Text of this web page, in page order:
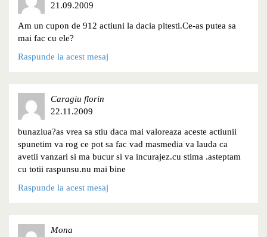
21.09.2009
Am un cupon de 912 actiuni la dacia pitesti.Ce-as putea sa
mai fac cu ele?
Raspunde la acest mesaj
Caragiu florin
22.11.2009
bunaziua?as vrea sa stiu daca mai valoreaza aceste actiunii
spunetim va rog ce pot sa fac vad masmedia va lauda ca
avetii vanzari si ma bucur si va incurajez.cu stima .asteptam
cu totii raspunsu.nu mai bine
Raspunde la acest mesaj
Mona